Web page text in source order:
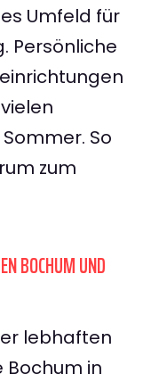
Umfeld für
Persönliche
So
zum
BOCHUM UND
lebhaften
in